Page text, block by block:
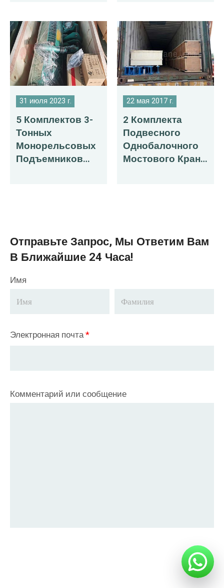
31 июля 2023 г.
5 Комплектов 3-
Тонных
Монорельсовых
Подъемников
22 мая 2017 г.
2 Комплекта
Подвесного
Однобалочного
Мостового Крана
Отправьте Запрос, Мы Ответим Вам
В Ближайшие 24 Часа!
Имя
Электронная почта*
Комментарий или сообщение